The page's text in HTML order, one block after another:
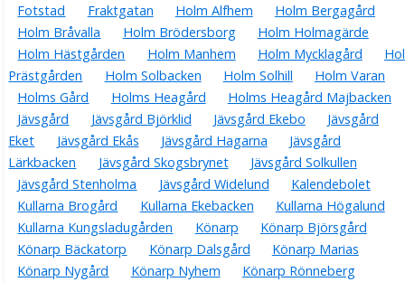
Fotstad
Fraktgatan Holm Alfhem
Holm Bergagård
Holm Bråvalla
Holm Brödersborg
Holm Holmagärde
Holm Hästgården
Holm Manhem Holm Mycklagård
Prästgården
Holm Solbacken Holm Solhill
Holm Varan
Holms Gård
Holms Heagård
Holms Heagård Majbacken
Jävsgård
Jävsgård Björklid Jävsgård Ekebo
Jävsgård
Eket
Jävsgård Ekås Jävsgård Hagarna
Jävsgård
Lärkbacken
Jävsgård Skogsbrynet
Jävsgård Solkullen
Jävsgård Stenholma
Jävsgård Widelund
Kalendebolet
Kullarna Brogård
Kullarna Ekebacken
Kullarna Högalund
Kullarna Kungsladugården
Könarp
Könarp Björsgård
Könarp Bäckatorp
Könarp Dalsgård
Könarp Marias
Könarp Nygård
Könarp Nyhem
Könarp Rönneberg